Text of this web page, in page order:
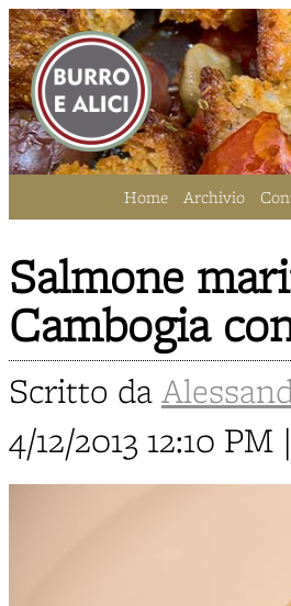
Home Archivio
Salmone
Cambogia
Scritto da
4/12/2013 12:10